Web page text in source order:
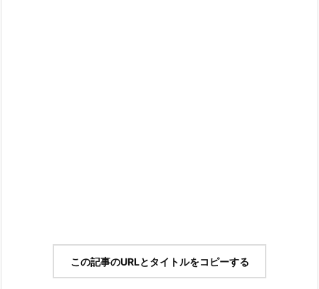
この記事のURLとタイトルをコピーする